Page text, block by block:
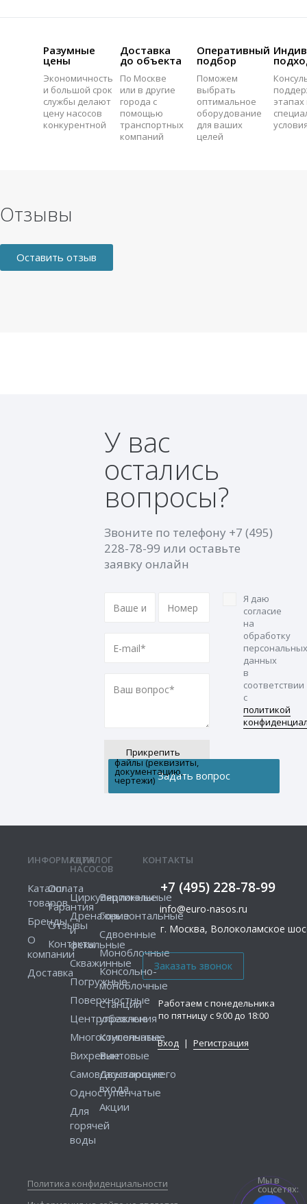
Разумные
цены
Экономичность
и большой срок
службы делают
цену насосов
конкурентной
Доставка
до объекта
По Москве
или в другие
города с
помощью
транспортных
компаний
Оперативный
подбор
Поможем
выбрать
оптимальное
оборудование
для ваших
целей
этапах
Отзывы
Оставить отзыв
У вас
остались
вопросы?
Звоните по телефону +7 (495)
228-78-99 или оставьте
заявку онлайн
Прикрепить
файлы (реквизиты,
документацию,
чертежи)
Я даю
согласие
на
обработку
персональных
данных
в
соответствии
с
политикой
КОНТАКТЫ
+7 (495) 228-78-99
info@euro-nasos.ru
г. Москва, Волоколамское
Работаем с понедельника
по пятницу с 9:00 до 18:00
Вход | Регистрация
ИНФОРМАЦИЯ
Каталог
товаров
Бренды
О
компании
Доставка
Оплата
Гарантия
Отзывы
Контакты
КАТАЛОГ
НАСОСОВ
Циркуляционные
Дренажные
и
фекальные
Скважинные
Погружные
Поверхностные
Центробежные
Многоступенчатые
Вихревые
Самовсасывающие
Одноступенчатые
Для
горячей
воды
Вертикальные
Горизонтальные
Сдвоенные
Моноблочные
Консольно-
моноблочные
Станции
управления
Консольные
Винтовые
Двустороннего
входа
Акции
Политика конфиденциальности
Мы в
соцсетях: